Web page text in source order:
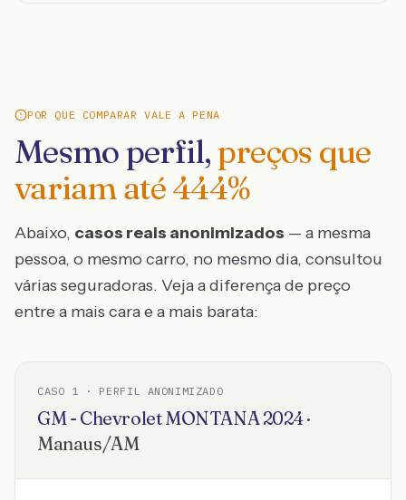
POR QUE COMPARAR VALE A PENA
Mesmo perfil, preços que
variam até444%
Abaixo, casos reais anonimizados — a mesma
pessoa, o mesmo carro, no mesmo dia, consultou
várias seguradoras. Veja a diferença de preço
entre a mais cara e a mais barata:
CASO 1 · PERFIL ANONIMIZADO
GM - ChevroletMONTANA2024·
Manaus/AM